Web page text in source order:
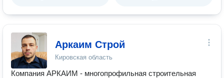
Аркаим Строй
Кировская область
Компания АРКАИМ - многопрофильная строительная